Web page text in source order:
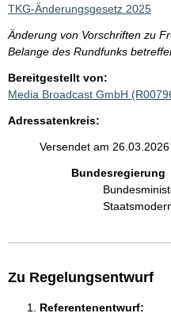
TKG-Änderungsgesetz 2025
Änderung von Vorschriften zu
Belange des Rundfunks
Bereitgestellt von:
Media Broadcast GmbH
Adressatenkreis:
Versendet am
Bundesregierung
Zu Regelungsentwurf
Referentenentwurf: